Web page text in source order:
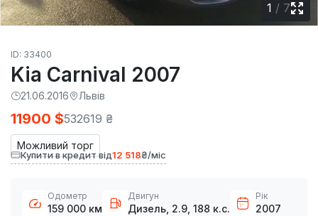
1 / 7
ID: 33400
Kia Carnival 2007
21.06.2016 Львів
Можливий торг
11900 $532619 ₴
Купити в кредит від12 518₴/міс
Одометр
159 000 км
Двигун
Дизель, 2.9, 188 к.с.
Рік
2007